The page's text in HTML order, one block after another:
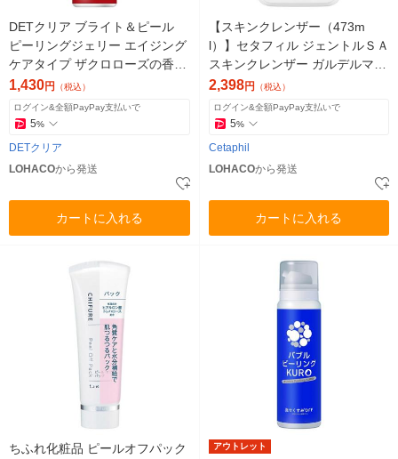
DETクリア ブライト＆ピール
ピーリングジェリー エイジング
ケアタイプ ザクロローズの香り
180ml 明色化粧品
1,430円 （税込）
ログイン&全額PayPay支払いで
5%
DETクリア
LOHACOから発送
カートに入れる
【スキンクレンザー（473m
l）】セタフィル ジェントルＳＡ
スキンクレンザー ガルデルマ
大容量 角質ケア
2,398円 （税込）
ログイン&全額PayPay支払いで
5%
Cetaphil
LOHACOから発送
カートに入れる
ちふれ化粧品 ピールオフパック アウトレット